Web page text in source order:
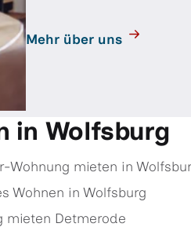
Mehr über uns
in Wolfsburg
Wohnung mieten in
Wohnen in Wolfsburg
mieten Detmerode